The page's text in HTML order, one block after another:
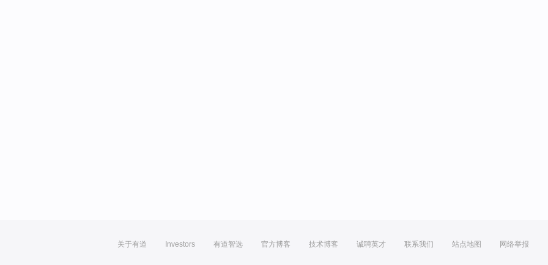
关于有道 Investors 有道智选 官方博客 技术博客 诚聘英才 联系我们 站点地图 网络举报